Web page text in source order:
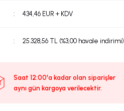
434,46 EUR + KDV
25.328,56 TL (%3,00 havale indirimi)
Saat 12:00'a kadar olan siparişler
aynı gün kargoya verilecektir.